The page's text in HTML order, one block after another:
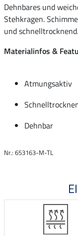
Dehnbares und
Stehkragen.
und
Materialinfos &
Atmungsaktiv
Dehnbar
Nr.: 653163-M-TL